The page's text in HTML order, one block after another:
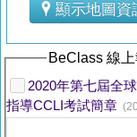
顯示地圖資
BeClass 線
2020年第七屆全
指導CCLI考試簡章